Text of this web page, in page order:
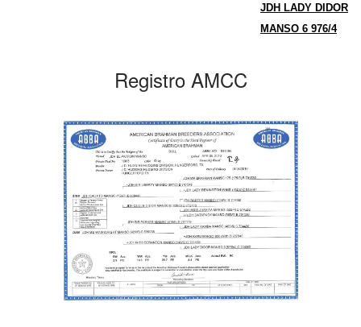
JDH LADY DIDOR
MANSO 6 976/4
Registro AMCC